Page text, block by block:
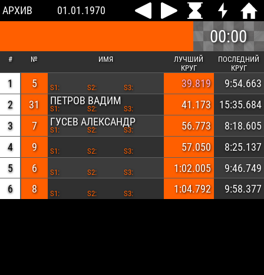
АРХИВ 01.01.1970
00:00
# № ИМЯ
ЛУЧШИЙ
КРУГ
ПОСЛЕДНИЙ
КРУГ
1 5 S1: S2: S3: 39.819
9:54.663
2
31 ПЕТРОВ ВАДИМ
S1: S2: S3: 41.173
15:35.684
3
7 ГУСЕВ АЛЕКСАНДР
S1: S2: S3: 56.773
8:18.605
4
9 S1: S2: S3: 57.050
8:25.137
5
6 S1: S2: S3: 1:02.005
9:46.749
6
8 S1: S2: S3: 1:04.792 9:58.377